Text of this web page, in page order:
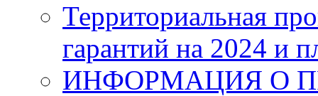
Территориальная
гарантий на 2024 и
ИНФОРМАЦИЯ О